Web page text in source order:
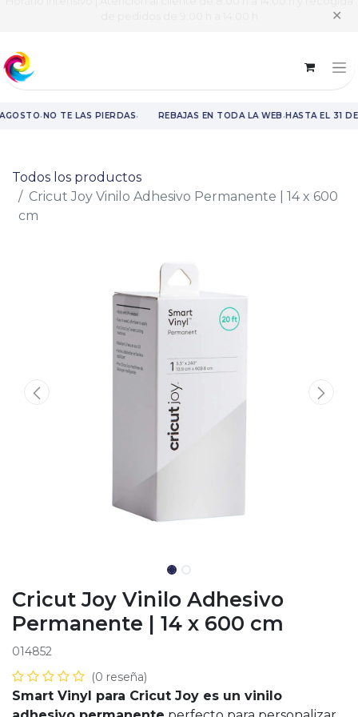
✕
·NO TE LAS PIERDAS· REBAJAS EN TODA LA WEB·HASTA EL 31
Todos los productos
Cricut Joy Vinilo Adhesivo Permanente | 14 x 600
cm
Cricut Joy Vinilo Adhesivo
Permanente | 14 x 600 cm
014852
(0 reseña)
Smart Vinyl para Cricut Joy es un vinilo